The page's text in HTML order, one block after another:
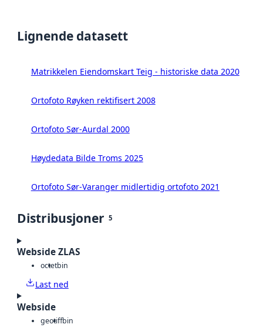
Lignende datasett
Matrikkelen Eiendomskart Teig - historiske data 2020
Ortofoto Røyken rektifisert 2008
Ortofoto Sør-Aurdal 2000
Høydedata Bilde Troms 2025
Ortofoto Sør-Varanger midlertidig ortofoto 2021
Distribusjoner 5
Webside ZLAS
octetbin
Last ned
Webside
geotiffbin